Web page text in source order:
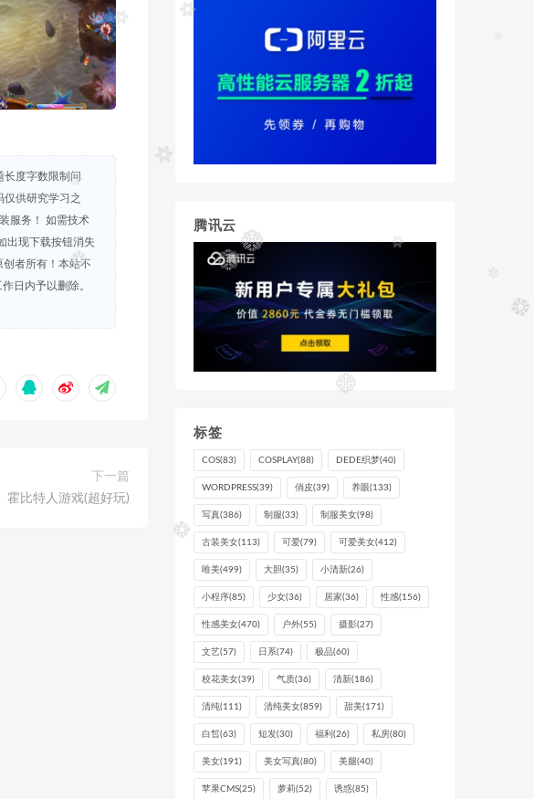
长度字数限制问
仅供研究学习之
服务！ 如需技术
出现下载按钮消失
者所有！本站不
日内予以删除。
下一篇
霍比特人游戏(超好玩)
腾讯云
标签
COS(83) COSPLAY(88) DEDE织梦(40)
WORDPRESS(39) 俏皮(39) 养眼(133)
写真(386) 制服(33) 制服美女(98)
古装美女(113) 可爱(79) 可爱美女(412)
唯美(499) 大胆(35) 小清新(26)
小程序(85) 少女(36) 居家(36) 性感(156)
性感美女(470) 户外(55) 摄影(27)
文艺(57) 日系(74) 极品(60)
校花美女(39) 气质(36) 清新(186)
清纯(111) 清纯美女(859) 甜美(171)
白皙(63) 短发(30) 福利 (26) 私房(80)
美女(191) 美女写真(80) 美腿(40)
苹果CMS(25) 萝莉(52) 诱惑(85)